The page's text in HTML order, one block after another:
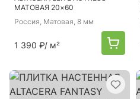
МАТОВАЯ 20×60
Россия, Матовая, 8 мм
1 390 ₽/ м²